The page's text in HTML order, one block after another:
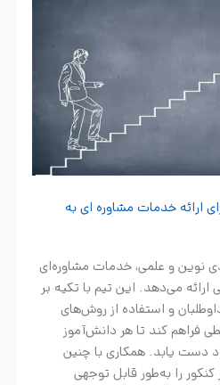
ارائه خدمات مشاوره ای به
نوین و علمی، خدمات مشاوره‌ای
ارائه می‌دهد. این تیم با تکیه بر
و استفاده از روش‌های
فراهم کند تا هر دانش‌آموز
دست یابد. همکاری با چنین
را به‌طور قابل توجهی